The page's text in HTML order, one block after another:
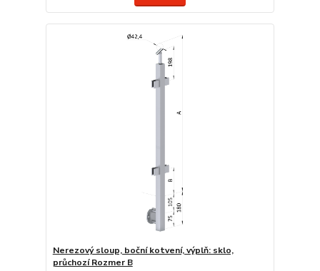
Nerezový sloup, boční kotvení, výplň: sklo,
průchozí Rozmer B